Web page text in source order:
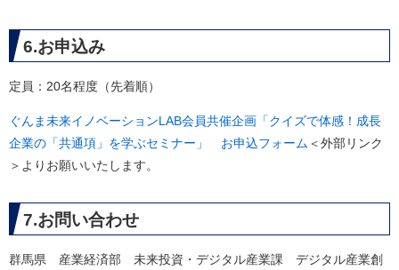
6.お申込み
定員：20名程度（先着順）
ぐんま未来イノベーションLAB会員共催企画「​クイズで体感！成長
企業の「共通項」を学ぶセミナー」 お申込フォーム ＜外部リンク
＞ よりお願いいたします。
7.お問い合わせ
群馬県 産業経済部 未来投資・デジタル産業課 デジタル産業創